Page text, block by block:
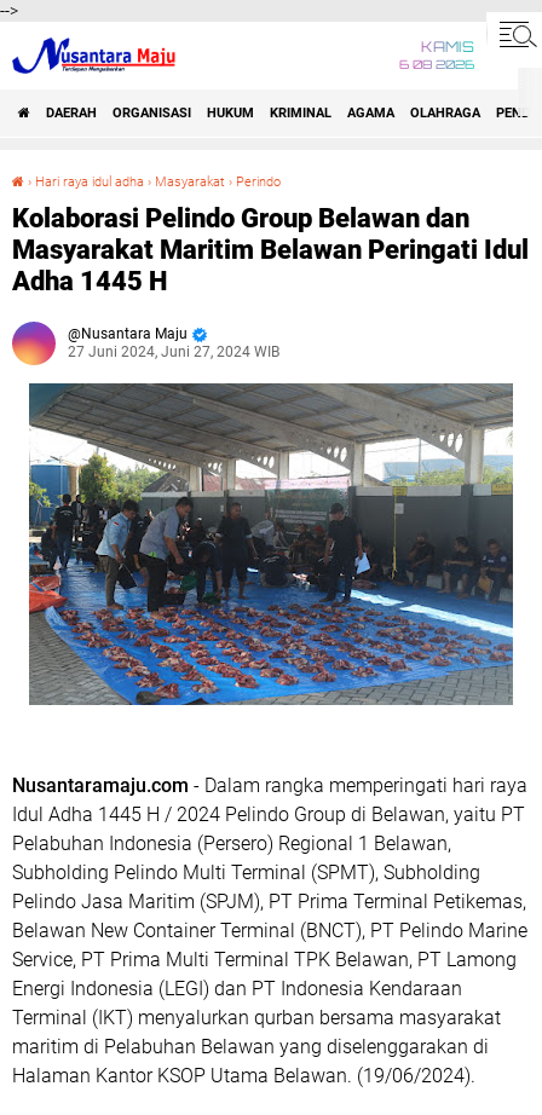
-->
KAMIS
6 08 2026
DAERAH ORGANISASI HUKUM KRIMINAL AGAMA OLAHRAGA
› Hari raya idul adha › Masyarakat › Perindo
Kolaborasi Pelindo Group Belawan dan
Masyarakat Maritim Belawan Peringati Idul
Adha 1445 H
Nusantara Maju
27 Juni 2024, Juni 27, 2024 WIB
Nusantaramaju.com - Dalam rangka memperingati hari raya
Idul Adha 1445 H / 2024 Pelindo Group di Belawan, yaitu PT
Pelabuhan Indonesia (Persero) Regional 1 Belawan,
Subholding Pelindo Multi Terminal (SPMT), Subholding
Pelindo Jasa Maritim (SPJM), PT Prima Terminal Petikemas,
Belawan New Container Terminal (BNCT), PT Pelindo Marine
Service, PT Prima Multi Terminal TPK Belawan, PT Lamong
Energi Indonesia (LEGI) dan PT Indonesia Kendaraan
Terminal (IKT) menyalurkan qurban bersama masyarakat
maritim di Pelabuhan Belawan yang diselenggarakan di
Halaman Kantor KSOP Utama Belawan. (19/06/2024).